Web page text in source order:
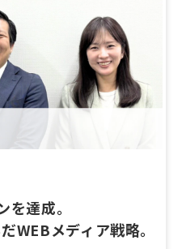
達成。
WEBメディア戦略。